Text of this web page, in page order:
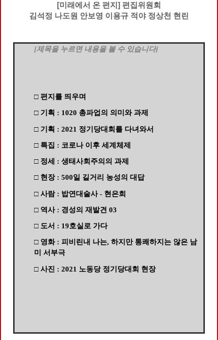
[미래에서 온 편지] 편집위원회
김석정 나도원 안보영 이용규 적야 정상천 현린
[제목을 누르면 내용을 볼 수 있습니다]
□ 편지를 띄우며
□ 기획 : 1020 총파업의 의미와 과제
□ 기획 : 2021 정기당대회를 다녀와서
□ 특집 : 코로나 이후 세계체제
□ 정세 : 생태사회주의의 과제
□ 현장 : 500일 길거리 농성의 대답
□ 사람 : 밥연대술사 - 현은희
□ 역사 : 경성의 재발견 03
□ 도서 : 19호실로 가다
□ 영화 : 피비린내 나는, 하지만 통쾌하지는 않은 남
미 서부극
□ 사진 : 2021 노동당 정기당대회 현장